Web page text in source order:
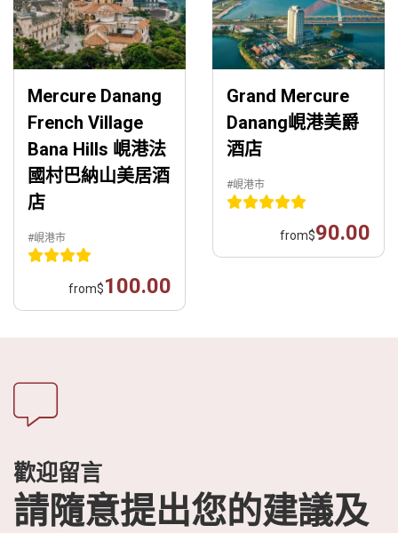
Mercure Danang
French Village
Bana Hills 峴港法
國村巴納山美居酒
店
#峴港市
from$100.00
Grand Mercure
Danang峴港美爵
酒店
#峴港市
from$90.00
歡迎留言
請隨意提出您的建議及